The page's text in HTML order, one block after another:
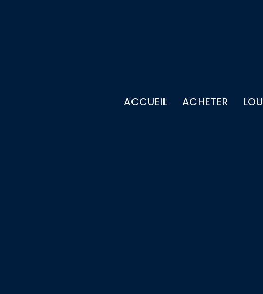
ACCUEIL ACHETER